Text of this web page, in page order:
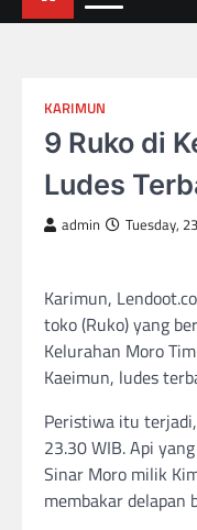
KARIMUN
9 Ruko di
Ludes
admin Tuesday,
Karimun,
toko (Ruko) yang
Kelurahan Moro
Kaeimun, ludes
Peristiwa itu
23.30 WIB. Api
Sinar Moro milik
membakar delapan